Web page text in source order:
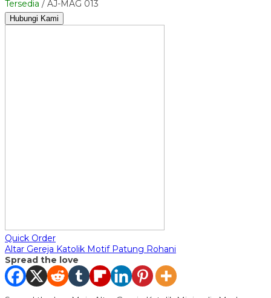
Tersedia / AJ-MAG 013
Hubungi Kami
Quick Order
Altar Gereja Katolik Motif Patung Rohani
Spread the love